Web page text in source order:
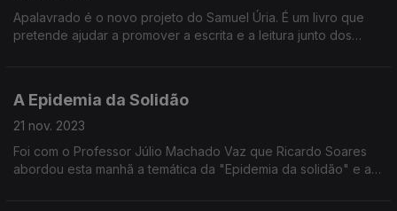
Apalavrado é o novo projeto do Samuel Úria. É um livro que
pretende ajudar a promover a escrita e a leitura junto dos
A Epidemia da Solidão
21 nov. 2023
Foi com o Professor Júlio Machado Vaz que Ricardo Soares
abordou esta manhã a temática da "Epidemia da solidão" e a